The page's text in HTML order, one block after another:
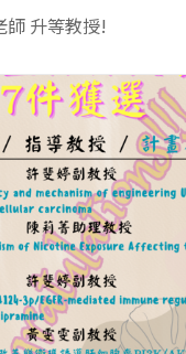
師 升等教授!